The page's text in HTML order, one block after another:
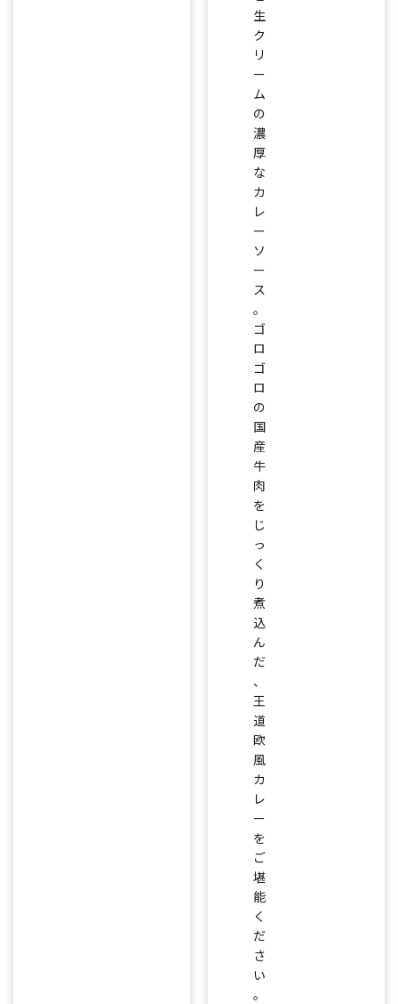
生
ク
リ
ー
ム
の
濃
厚
な
カ
レ
ー
ソ
ー
ス
。
ゴ
ロ
ゴ
ロ
の
国
産
牛
肉
を
じ
っ
く
り
煮
込
ん
だ
、
王
道
欧
風
カ
レ
ー
を
ご
堪
能
く
だ
さ
い
。